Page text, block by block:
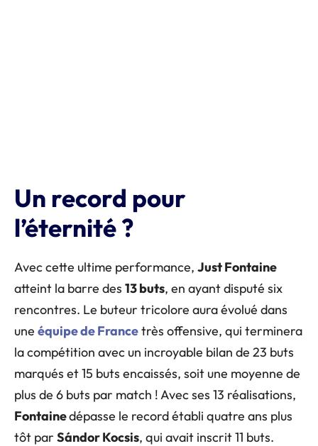
Un record pour
l’éternité ?
Avec cette ultime performance, Just Fontaine
atteint la barre des 13 buts, en ayant disputé six
rencontres. Le buteur tricolore aura évolué dans
une équipe de Francetrès offensive, qui terminera
la compétition avec un incroyable bilan de 23 buts
marqués et 15 buts encaissés, soit une moyenne de
plus de 6 buts par match ! Avec ses 13 réalisations,
Fontainedépasse le record établi quatre ans plus
tôt par Sándor Kocsis, qui avait inscrit 11 buts.